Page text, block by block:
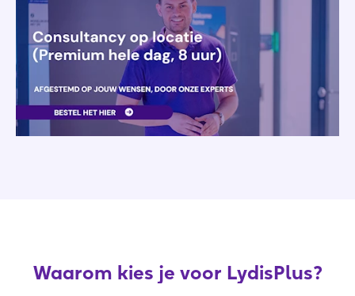
Waarom kies je voor LydisPlus?